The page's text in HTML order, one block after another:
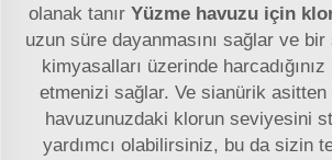
olanak tanır Yüzme havuzu için
uzun süre dayanmasını sağlar ve
kimyasalları üzerinde
etmenizi sağlar. Ve sianürik
havuzunuzdaki klorun seviyesini
yardımcı olabilirsiniz, bu da sizin